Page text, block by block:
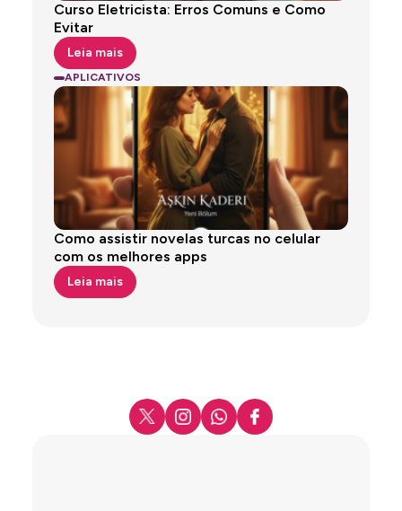
Curso Eletricista: Erros Comuns e Como
Evitar
Leia mais
APLICATIVOS
Como assistir novelas turcas no celular
com os melhores apps
Leia mais